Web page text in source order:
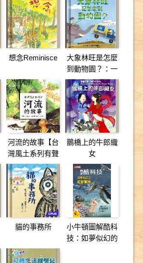
想念Reminisce
大象林旺是怎麼
到動物園？：一
趟2000公里的長
征
河流的故事【台
灣風土系列有聲
書】
鵲橋上的牛郎織
女
貓的事務所
小牛頓圖解酷科
技：如夢似幻的